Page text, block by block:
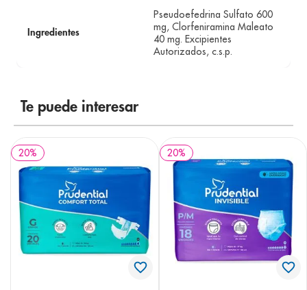
Ingredientes
Pseudoefedrina Sulfato 600
mg, Clorfeniramina Maleato
40 mg. Excipientes
Autorizados, c.s.p.
Te puede interesar
20% 20%